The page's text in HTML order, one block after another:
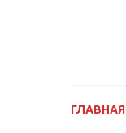
ГЛАВНАЯ